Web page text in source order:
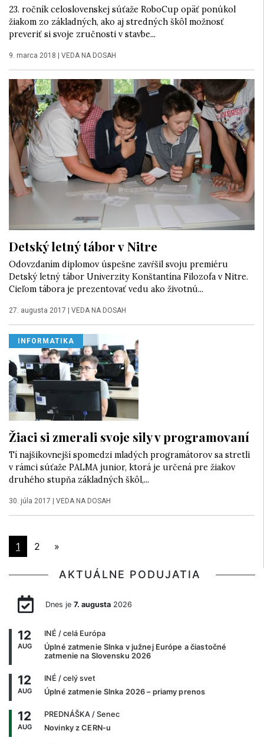
23. ročník celoslovenskej súťaže RoboCup opäť ponúkol
žiakom zo základných, ako aj stredných škôl možnosť
preveriť si svoje zručnosti v stavbe...
9. marca 2018 VEDA NA DOSAH
Detský letný tábor v Nitre
Odovzdaním diplomov úspešne zavŕšil svoju premiéru
Detský letný tábor Univerzity Konštantína Filozofa v Nitre.
Cieľom tábora je prezentovať vedu ako životnú...
27. augusta 2017 | VEDA NA DOSAH
INFORMATIKA
Žiaci si zmerali svoje sily v programovaní
Tí najšikovnejší spomedzi mladých programátorov sa stretli
v rámci súťaže PALMA junior, ktorá je určená pre žiakov
druhého stupňa základných škôl,...
30. júla 2017 | VEDA NA DOSAH
1 2 »
AKTUÁLNE PODUJATIA
Dnes je 7. augusta2026
12
AUG
INÉ / celá Európa
Úplné zatmenie Slnka v južnej Európe a čiastočné
zatmenie na Slovensku 2026
12
AUG
INÉ / celý svet
Úplné zatmenie Slnka 2026 – priamy prenos
12
AUG
PREDNÁŠKA / Senec
Novinky z CERN-u